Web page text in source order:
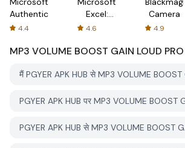
Authenticator
4.4
Excel:
Spreadsheets
4.6
Camera
4.9
MP3 VOLUME BOOST GAIN LOUD PRO